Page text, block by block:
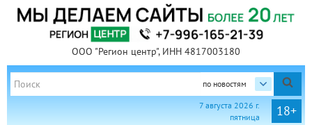
ООО "Регион центр", ИНН 4817003180
по новостям
18+
7 августа 2026 г.
пятница